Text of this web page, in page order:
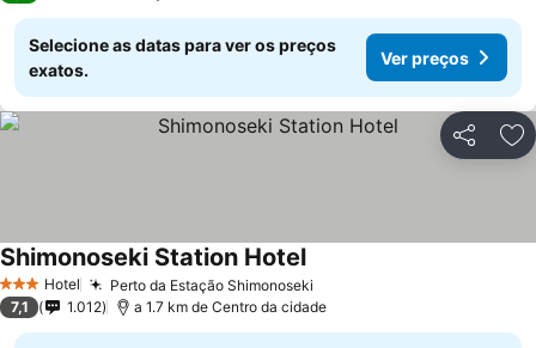
Selecione as datas para ver os preços
exatos.
Ver preços
Partilhar
3 EstrelasHotel Perto da Estação Shimonoseki
Shimonoseki Station Hotel
7,1 1.012 a 1.7 km de Centro da cidade